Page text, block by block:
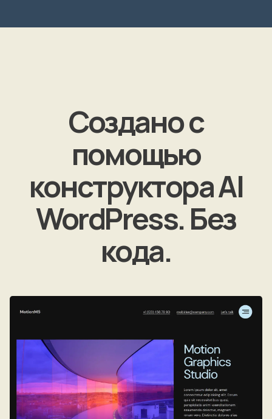
Создано с
помощью
конструктора AI
WordPress. Без
кода.